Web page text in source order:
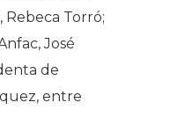
Torró;
José
de
entre